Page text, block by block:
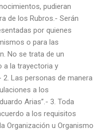
pudieran
de los Rubros.- Serán
por quienes
o para las
No se trata de un
a la trayectoria y
2. Las personas de manera
a los
Arias”.- 3. Toda
a los requisitos
Organización u Organismo